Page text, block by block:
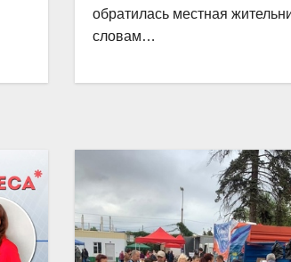
обратилась местная
словам…